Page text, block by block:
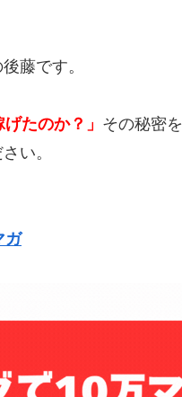
藤です。
たのか？」 その秘密
い。
ガ